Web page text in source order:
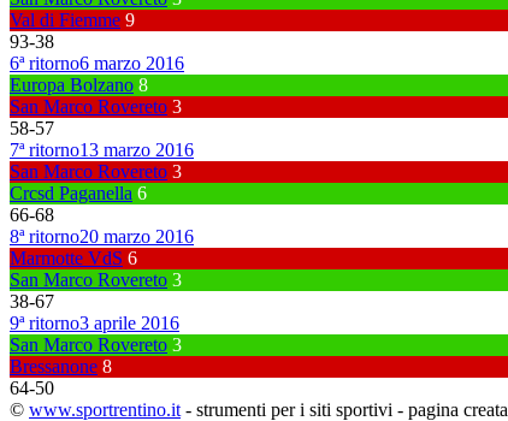
Val di Fiemme 9
93-38
6ª ritorno6 marzo 2016
Europa Bolzano 8
San Marco Rovereto 3
58-57
7ª ritorno13 marzo 2016
San Marco Rovereto 3
Crcsd Paganella 6
66-68
8ª ritorno20 marzo 2016
Marmotte VdS 6
San Marco Rovereto 3
38-67
9ª ritorno3 aprile 2016
San Marco Rovereto 3
Bressanone 8
64-50
© www.sportrentino.it - strumenti per i siti sportivi - pagina